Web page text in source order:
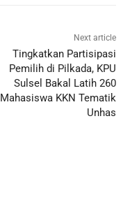
Next article
Tingkatkan Partisipasi
Pemilih di Pilkada, KPU
Sulsel Bakal Latih 260
Mahasiswa KKN Tematik
Unhas